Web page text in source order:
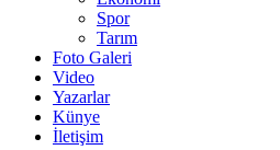
Spor
Tarım
Foto Galeri
Video
Yazarlar
Künye
İletişim